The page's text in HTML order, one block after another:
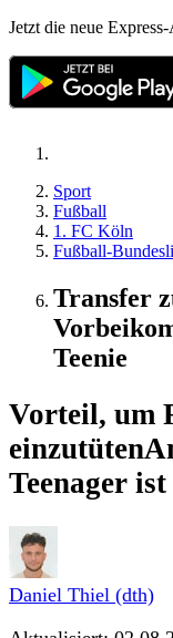
Jetzt die neue
Sport
Fußball
1. FC Köln
Fußball-
Transfer
Teenie
Vorteil, um
einzutüten
Teenager
Daniel Thiel (dth)